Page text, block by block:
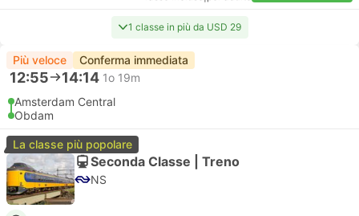
1 classe in più da USD 29
Più veloce Conferma immediata
12:55 14:14 1o 19m
Amsterdam Central
Obdam
La classe più popolare
Seconda Classe | Treno
NS